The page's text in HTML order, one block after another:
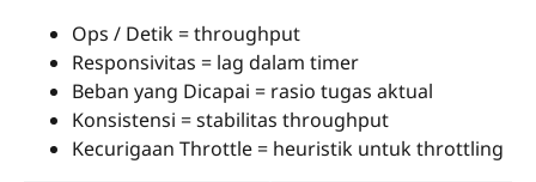
Ops / Detik = throughput
Responsivitas = lag dalam timer
Beban yang Dicapai = rasio tugas aktual
Konsistensi = stabilitas throughput
Kecurigaan Throttle = heuristik untuk throttling